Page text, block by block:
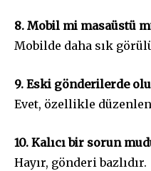
8. Mobil mi masaüstü
Mobilde daha sık
9. Eski gönderilerde
Evet, özellikle
10. Kalıcı bir sorun
Hayır, gönderi bazlıdır.